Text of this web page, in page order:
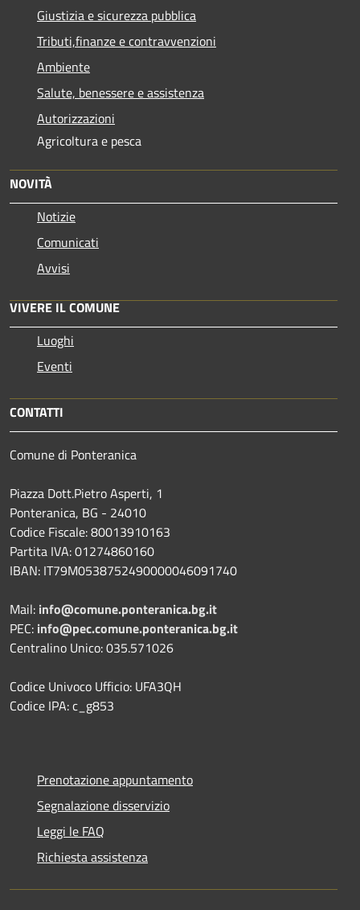
Giustizia e sicurezza pubblica
Tributi,finanze e contravvenzioni
Ambiente
Salute, benessere e assistenza
Autorizzazioni
Agricoltura e pesca
NOVITÀ
Notizie
Comunicati
Avvisi
VIVERE IL COMUNE
Luoghi
Eventi
CONTATTI
Comune di Ponteranica
Piazza Dott.Pietro Asperti, 1
Ponteranica, BG - 24010
Codice Fiscale: 80013910163
Partita IVA: 01274860160
IBAN: IT79M0538752490000046091740
Mail: info@comune.ponteranica.bg.it
PEC: info@pec.comune.ponteranica.bg.it
Centralino Unico: 035.571026
Codice Univoco Ufficio: UFA3QH
Codice IPA: c_g853
Prenotazione appuntamento
Segnalazione disservizio
Leggi le FAQ
Richiesta assistenza